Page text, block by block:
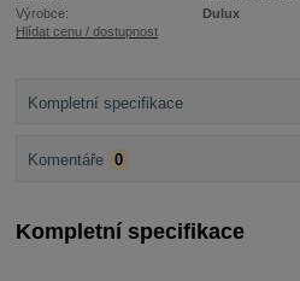
Výrobce:
Dulux
Hlídat cenu / dostupnost
Kompletní specifikace
Komentáře 0
Kompletní specifikace